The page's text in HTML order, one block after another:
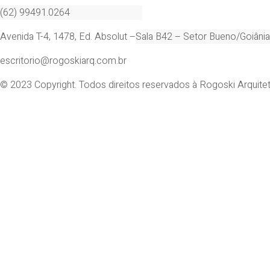
(62) 99491.0264
Avenida T-4, 1478, Ed. Absolut –Sala B42 – Setor Bueno/Goiânia
escritorio@rogoskiarq.com.br
© 2023 Copyright. Todos direitos reservados à Rogoski